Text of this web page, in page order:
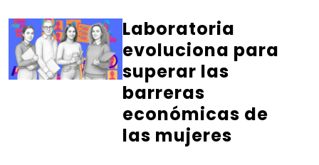
Laboratoria
evoluciona para
superar las
barreras
económicas de
las mujeres